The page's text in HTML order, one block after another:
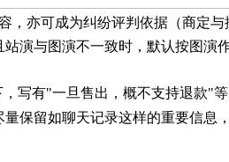
，亦可成为纠纷评判依据（商定
演与图演不一致时，默认按图演
写有"一旦售出，概不支持退款"
保留如聊天记录这样的重要信息